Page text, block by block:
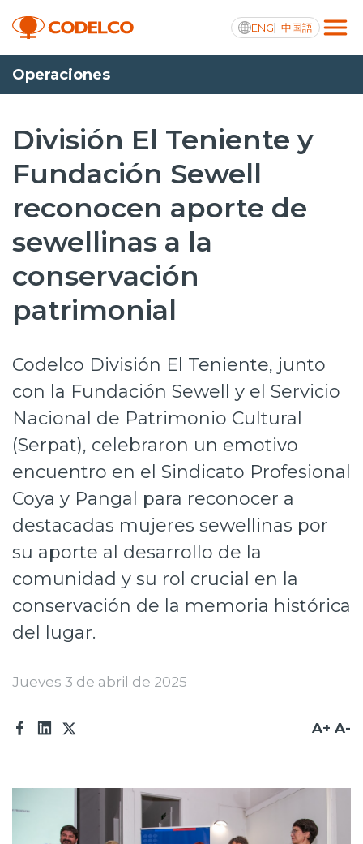
ENG 中国語
Transparencia activa
Nosotros
Operaciones
Proyectos
Sustentabilidad
Innovación
Prensa
Trabaja en Codelco
Transparencia activa
Proveedores
Acceso trabajadores/as
Operaciones
División El Teniente y
Fundación Sewell
reconocen aporte de
sewellinas a la
conservación
patrimonial
Codelco División El Teniente, junto
con la Fundación Sewell y el Servicio
Nacional de Patrimonio Cultural
(Serpat), celebraron un emotivo
encuentro en el Sindicato Profesional
Coya y Pangal para reconocer a
destacadas mujeres sewellinas por
su aporte al desarrollo de la
comunidad y su rol crucial en la
conservación de la memoria histórica
del lugar.
Jueves 3 de abril de 2025
A+ A-